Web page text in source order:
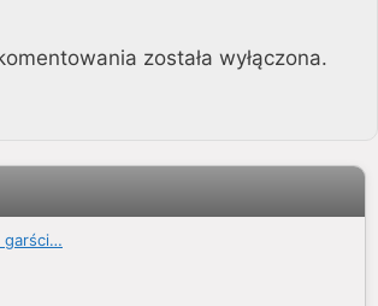
została wyłączona.
garści…